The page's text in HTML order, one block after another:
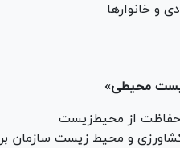
و خانوار‌ها
زیست محیطی»
حفاظت از محیط‌زیست
و محیط زیست سازمان